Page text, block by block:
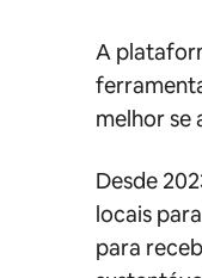
A
melhor se
Desde
locais
para